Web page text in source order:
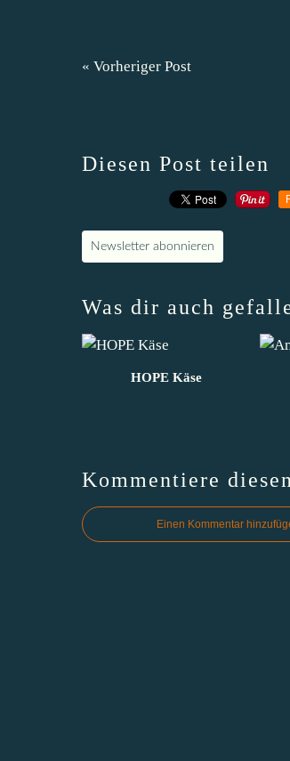
« Vorheriger Post
Diesen Post teilen
Newsletter abonnieren
Was dir auch
HOPE Käse
Kommentiere
Einen Kommentar